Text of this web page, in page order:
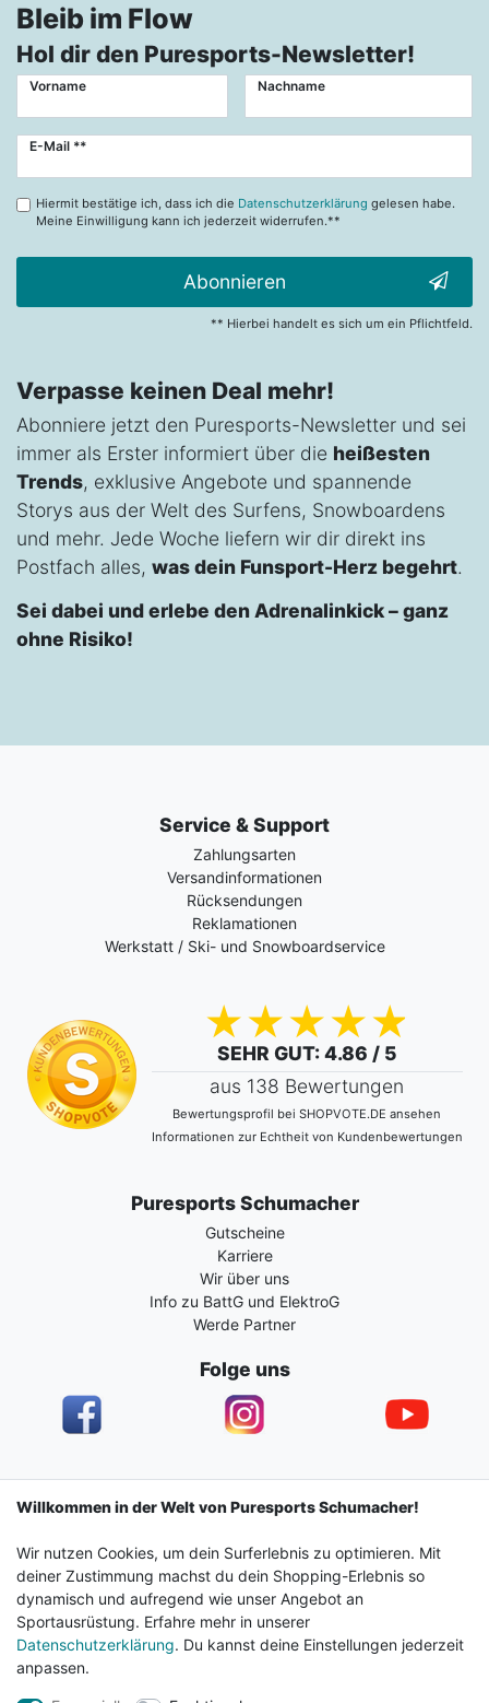
Bleib im Flow
Hol dir den Puresports-Newsletter!
Vorname Nachname
E-Mail **
Newsletter
Hiermit bestätige ich, dass ich die Datenschutzerklärung gelesen habe.
Meine Einwilligung kann ich jederzeit widerrufen.**
Abonnieren
** Hierbei handelt es sich um ein Pflichtfeld.
Verpasse keinen Deal mehr!
Abonniere jetzt den Puresports-Newsletter und sei
immer als Erster informiert über die heißesten
Trends, exklusive Angebote und spannende
Storys aus der Welt des Surfens, Snowboardens
und mehr. Jede Woche liefern wir dir direkt ins
Postfach alles, was dein Funsport-Herz begehrt.
Sei dabei und erlebe den Adrenalinkick – ganz
ohne Risiko!
Service & Support
Zahlungsarten
Versandinformationen
Rücksendungen
Reklamationen
Werkstatt / Ski- und Snowboardservice
SEHR GUT: 4.86 / 5
aus 138 Bewertungen
Bewertungsprofil bei SHOPVOTE.DE ansehen
Informationen zur Echtheit von Kundenbewertungen
Puresports Schumacher
Gutscheine
Karriere
Wir über uns
Info zu BattG und ElektroG
Werde Partner
Folge uns
Impressum Daten­schutz­erklärung AGB
Barrierefreiheitserklärung Widerrufs­recht
Vertrag widerrufen Kontakt
Willkommen in der Welt von Puresports Schumacher!
Wir nutzen Cookies, um dein Surferlebnis zu optimieren. Mit
deiner Zustimmung machst du dein Shopping-Erlebnis so
dynamisch und aufregend wie unser Angebot an
Sportausrüstung. Erfahre mehr in unserer
Datenschutzerklärung. Du kannst deine Einstellungen jederzeit
anpassen.